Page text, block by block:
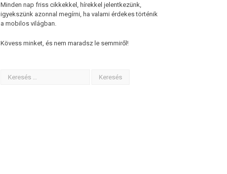
Minden nap friss cikkekkel, hírekkel jelentkezünk,
igyekszünk azonnal megírni, ha valami érdekes történik
a mobilos világban.
Kövess minket, és nem maradsz le semmiről!